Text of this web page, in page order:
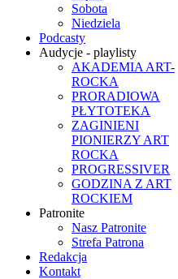
Sobota
Niedziela
Podcasty
Audycje - playlisty
AKADEMIA ART-
ROCKA
PRORADIOWA
PŁYTOTEKA
ZAGINIENI
PIONIERZY ART
ROCKA
PROGRESSIVER
GODZINA Z ART
ROCKIEM
Patronite
Nasz Patronite
Strefa Patrona
Redakcja
Kontakt